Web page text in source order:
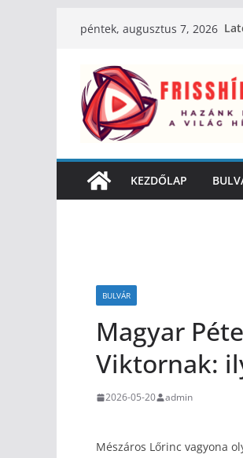
péntek, augusztus 7, 2026
KEZDŐLAP
BULVÁR
Magyar
Viktornak:
2026-05-20 admin
Mészáros Lőrinc vagyona